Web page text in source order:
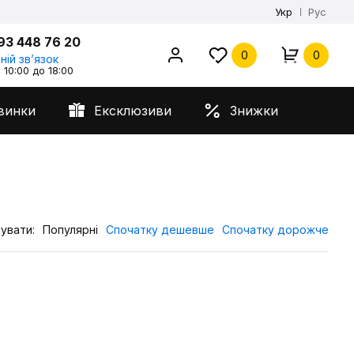
Укр Рус
448 76 20
звʼязок
до 18:00
0 0
Ексклюзиви Знижки
Популярні Спочатку дешевше Спочатку дорожче